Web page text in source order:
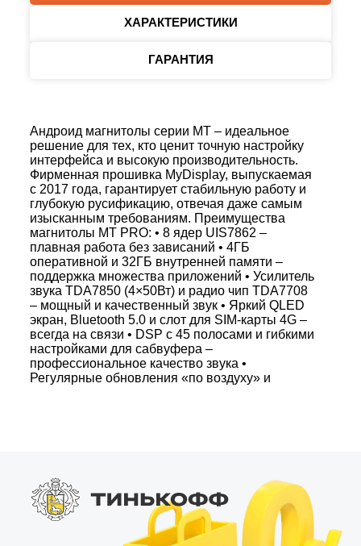
ХАРАКТЕРИСТИКИ
ГАРАНТИЯ
Андроид магнитолы серии MT – идеальное
решение для тех, кто ценит точную настройку
интерфейса и высокую производительность.
Фирменная прошивка MyDisplay, выпускаемая
с 2017 года, гарантирует стабильную работу и
глубокую русификацию, отвечая даже самым
изысканным требованиям. Преимущества
магнитолы MT PRO: • 8 ядер UIS7862 –
плавная работа без зависаний • 4ГБ
оперативной и 32ГБ внутренней памяти –
поддержка множества приложений • Усилитель
звука TDA7850 (4×50Вт) и радио чип TDA7708
– мощный и качественный звук • Яркий QLED
экран, Bluetooth 5.0 и слот для SIM-карты 4G –
всегда на связи • DSP с 45 полосами и гибкими
настройками для сабвуфера –
профессиональное качество звука •
Регулярные обновления «по воздуху» и
магнитола для тех, кто хочет «просто включить
и пользоваться» или настроить систему по
своему желанию.